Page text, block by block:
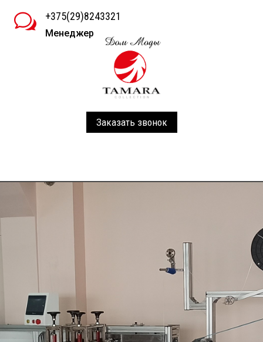
w +375(29)8243321
Менеджер
Заказать звонок